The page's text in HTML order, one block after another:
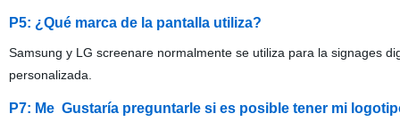
P5: ¿Qué marca de la pantalla utiliza?
Samsung y LG screenare normalmente se utiliza para la signages
personalizada.
P7: Me Gustaría preguntarle si es posible tener mi